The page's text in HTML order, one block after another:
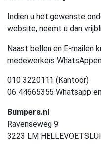
Indien u het gewenste
website, neemt u dan
Naast bellen en E-mailen
medewerkers
010 3220111 (Kantoor)
06 44665355 Whatsapp
Bumpers.nl
Ravenseweg 9
3223 LM